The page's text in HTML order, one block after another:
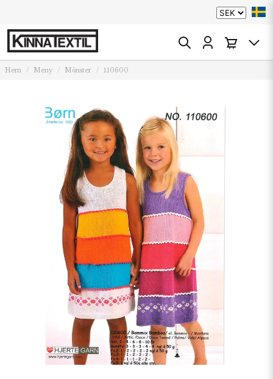
Hem Meny Mönster 110600